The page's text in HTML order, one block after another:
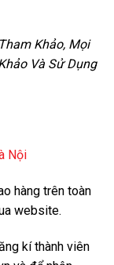
Khảo, Mọi
Và Sử Dụng
Nội
hàng trên toàn
website.
kí thành viên